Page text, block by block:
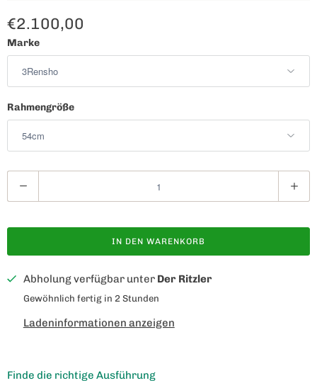
€2.100,00
Marke
Rahmengröße
n
h
l
IN DEN WARENKORB
Abholung verfügbar unter Der Ritzler
Gewöhnlich fertig in 2 Stunden
Ladeninformationen anzeigen
Finde die richtige Ausführung